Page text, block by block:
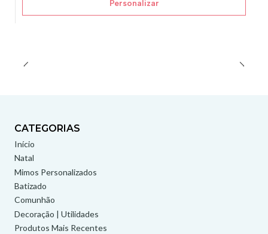
Personalizar
CATEGORIAS
Início
Natal
Mimos Personalizados
Batizado
Comunhão
Decoração | Utilidades
Produtos Mais Recentes